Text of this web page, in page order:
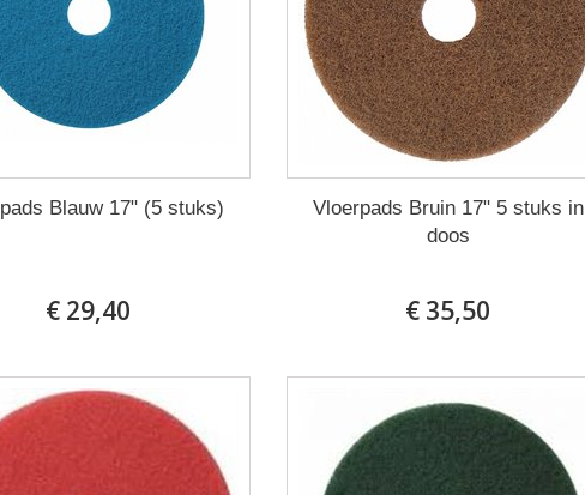
Blauw 17" (5 stuks)
€ 29,40
Vloerpads Bruin 17" 5 stuks in
doos
€ 35,50